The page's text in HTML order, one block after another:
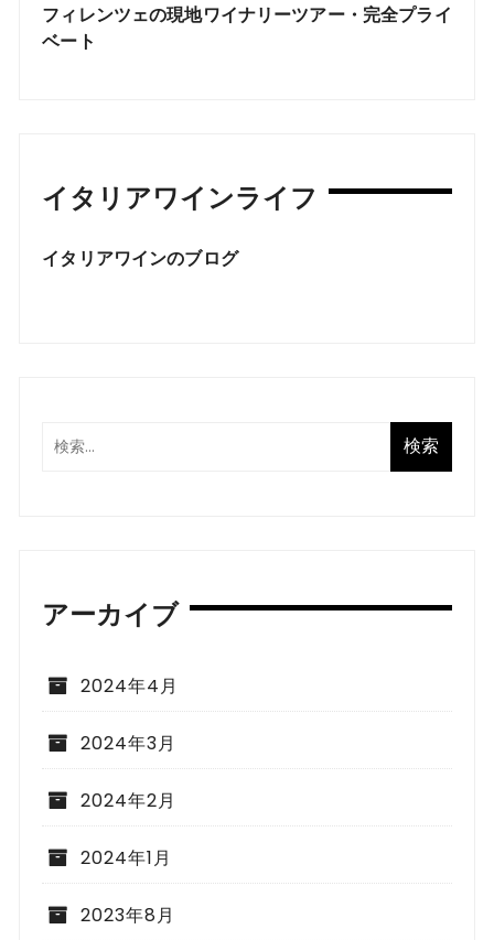
フィレンツェの現地ワイナリーツアー・完全プライ
ベート
イタリアワインライフ
イタリアワインのブログ
アーカイブ
2024年4月
2024年3月
2024年2月
2024年1月
2023年8月